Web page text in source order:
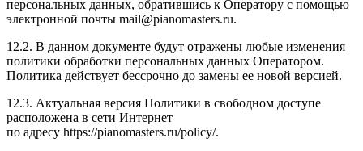
персональных данных, обратившись к Оператору с помощью
электронной почты mail@pianomasters.ru.
12.2. В данном документе будут отражены любые изменения
политики обработки персональных данных Оператором.
Политика действует бессрочно до замены ее новой версией.
12.3. Актуальная версия Политики в свободном доступе
расположена в сети Интернет
по адресу https://pianomasters.ru/policy/.